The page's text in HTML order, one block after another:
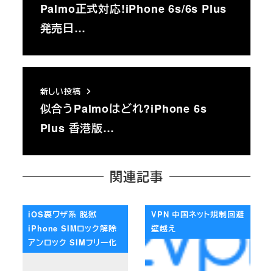
Palmo正式対応!iPhone 6s/6s Plus
発売日…
新しい投稿
似合うPalmoはどれ?iPhone 6s
Plus 香港版…
関連記事
iOS裏ワザ系 脱獄
iPhone SIMロック解除
アンロック SIMフリー化
VPN 中国ネット規制回避
壁越え